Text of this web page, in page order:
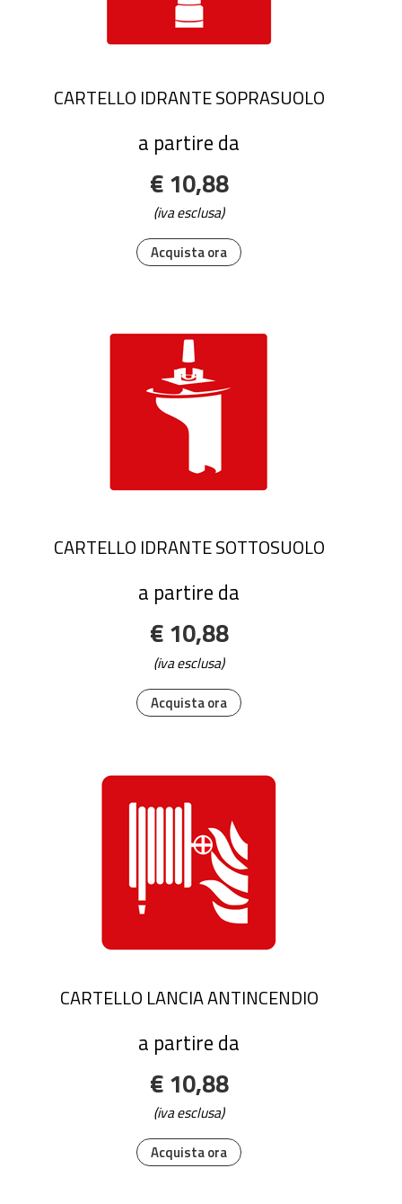
Acquista ora
CARTELLO IDRANTE SOPRASUOLO
a partire da
€ 10,88
(iva esclusa)
Acquista ora
CARTELLO IDRANTE SOTTOSUOLO
a partire da
€ 10,88
(iva esclusa)
Acquista ora
CARTELLO LANCIA ANTINCENDIO
a partire da
€ 10,88
(iva esclusa)